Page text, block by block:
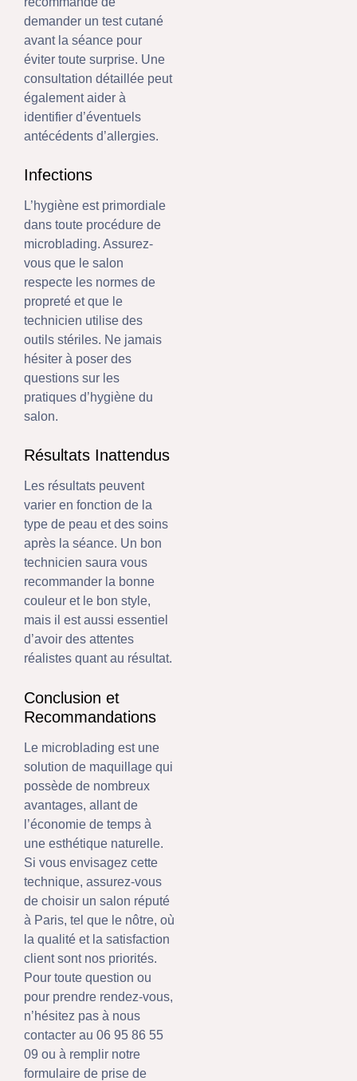
demander un test cutané
avant la séance pour
éviter toute surprise. Une
consultation détaillée peut
également aider à
identifier d’éventuels
antécédents d’allergies.
Infections
L’hygiène est primordiale
dans toute procédure de
microblading. Assurez-
vous que le salon
respecte les normes de
propreté et que le
technicien utilise des
outils stériles. Ne jamais
hésiter à poser des
questions sur les
pratiques d’hygiène du
salon.
Résultats Inattendus
Les résultats peuvent
varier en fonction de la
type de peau et des soins
après la séance. Un bon
technicien saura vous
recommander la bonne
couleur et le bon style,
mais il est aussi essentiel
d’avoir des attentes
réalistes quant au résultat.
Conclusion et
Recommandations
Le microblading est une
solution de maquillage qui
possède de nombreux
avantages, allant de
l’économie de temps à
une esthétique naturelle.
Si vous envisagez cette
technique, assurez-vous
de choisir un salon réputé
à Paris, tel que le nôtre, où
la qualité et la satisfaction
client sont nos priorités.
Pour toute question ou
pour prendre rendez-vous,
n’hésitez pas à nous
contacter au 06 95 86 55
09 ou à remplir notre
formulaire de prise de